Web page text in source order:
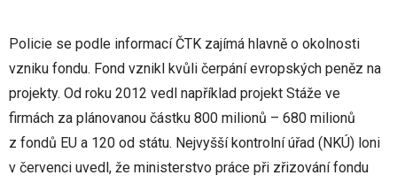
Policie se podle informací ČTK zajímá hlavně o okolnosti
vzniku fondu. Fond vznikl kvůli čerpání evropských peněz na
projekty. Od roku 2012 vedl například projekt Stáže ve
firmách za plánovanou částku 800 milionů – 680 milionů
z fondů EU a 120 od státu. Nejvyšší kontrolní úřad (NKÚ) loni
v červenci uvedl, že ministerstvo práce při zřizování fondu